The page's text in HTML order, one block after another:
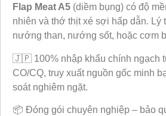
Flap Meat A5 (diềm bụng) có độ
nhiên và thớ thịt xé sợi hấp dẫn. Lý
nướng than, nướng sốt, hoặc cơm
🇯🇵 100% nhập khẩu chính ngạch
CO/CQ, truy xuất nguồn gốc minh
soát nghiêm ngặt.
📦 Đóng gói chuyên nghiệp – bảo